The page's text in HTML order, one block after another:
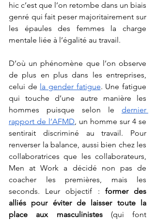
hic c’est que l’on retombe dans un biais
genré qui fait peser majoritairement sur
les épaules des femmes la charge
mentale liée à l’égalité au travail.
D’où un phénomène que l’on observe
de plus en plus dans les entreprises,
celui de la gender fatigue. Une fatigue
qui touche d’une autre manière les
hommes puisque selon le dernier
rapport de l’AFMD, un homme sur 4 se
sentirait discriminé au travail. Pour
renverser la balance, aussi bien chez les
collaboratrices que les collaborateurs,
Men at Work a décidé non pas de
coacher les premières, mais les
seconds. Leur objectif : former des
alliés pour éviter de laisser toute la
place aux masculinistes (qui font